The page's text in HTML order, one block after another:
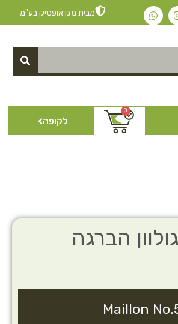
מבית מגן אופטיק בע"מ
0
לקופה
מגולוון הברגה